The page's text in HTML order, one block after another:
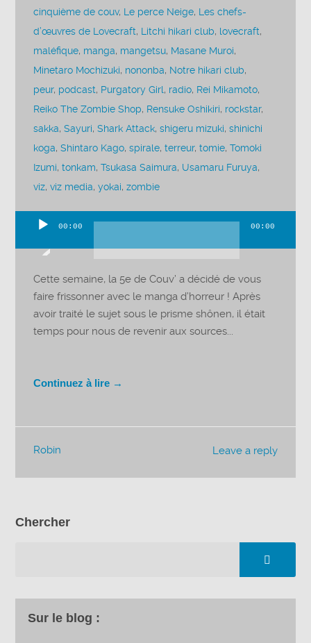
cinquième de couv, Le perce Neige, Les chefs-
d’œuvres de Lovecraft, Litchi hikari club, lovecraft,
maléfique, manga, mangetsu, Masane Muroi,
Minetaro Mochizuki, nononba, Notre hikari club,
peur, podcast, Purgatory Girl, radio, Rei Mikamoto,
Reiko The Zombie Shop, Rensuke Oshikiri, rockstar,
sakka,Sayuri,Shark Attack,shigeru mizuki,shinichi
koga,Shintaro Kago,spirale,terreur,tomie,Tomoki
Izumi,tonkam,Tsukasa Saimura, Usamaru Furuya,
viz,viz media,yokai,zombie
audio
00:00 00:00
Cette semaine, la 5e de Couv’ a décidé de vous
faire frissonner avec le manga d’horreur ! Après
avoir traité le sujet sous le prisme shônen, il était
temps pour nous de revenir aux sources...
Continuez à lire →
Leave a reply
Robin
Chercher
Sur le blog :